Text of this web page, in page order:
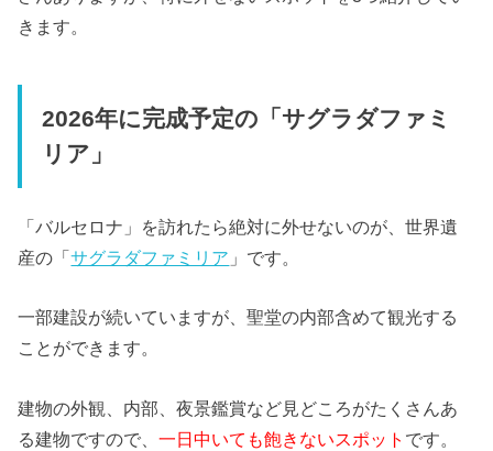
きます。
2026年に完成予定の「サグラダファミ
リア」
「バルセロナ」を訪れたら絶対に外せないのが、世界遺
産の「サグラダファミリア 」です。
一部建設が続いていますが、聖堂の内部含めて観光する
ことができます。
建物の外観、内部、夜景鑑賞など見どころがたくさんあ
る建物ですので、一日中いても飽きないスポット です。